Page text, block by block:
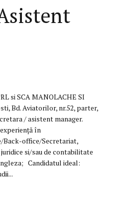
si SCA MANOLACHE SI
Bd. Aviatorilor, nr.52, parter,
/ asistent manager.
în
office/Secretariat,
si/sau de contabilitate
Candidatul ideal: